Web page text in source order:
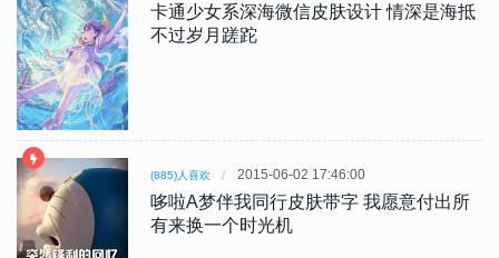
卡通少女系深海微信皮肤设计 情深是海抵
不过岁月蹉跎
(885)人喜欢 2015-06-02 17:46:00
哆啦A梦伴我同行皮肤带字 我愿意付出所
有来换一个时光机